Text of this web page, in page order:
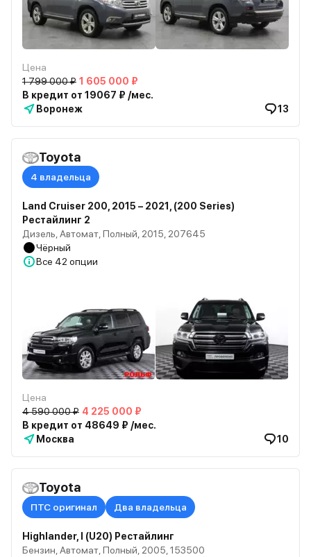
Цена
1 799 000 ₽ 1 605 000 ₽
В кредит от 19067 ₽ /мес.
Воронеж
13
Toyota
4 владельца
Land Cruiser 200, 2015 – 2021, (200 Series)
Рестайлинг 2
Дизель, Автомат, Полный, 2015, 207645
Чёрный
Все 42 опции
Цена
4 590 000 ₽ 4 225 000 ₽
В кредит от 48649 ₽ /мес.
Москва
10
Toyota
ПТС оригинал Два владельца
Highlander, I (U20) Рестайлинг
Бензин, Автомат, Полный, 2005, 153500